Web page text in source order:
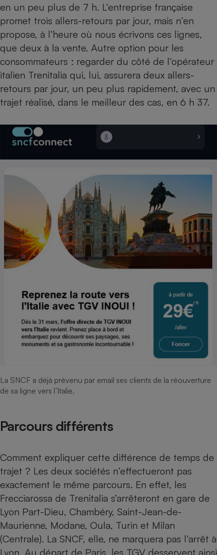
en un peu plus de 7 h. L’entreprise française
promet trois allers-retours par jour, mais n’en
propose, à l’heure où nous écrivons ces lignes,
que deux à la vente. Autre option pour les
consommateurs : regarder du côté de l’opérateur
italien Trenitalia qui, lui, assurera deux allers-
retours par jour, un peu plus rapidement, avec un
trajet réalisé, dans le meilleur des cas, en 6 h 37.
La SNCF a déjà prévenu par email ses clients de la réouverture
de sa ligne vers l’Italie.
Parcours différents
Comment expliquer cette différence de temps de
trajet ? Les deux sociétés n’effectueront pas
exactement le même parcours. En effet, les
Frecciarossa de Trenitalia s’arrêteront en gare de
Lyon Part-Dieu, Chambéry, Saint-Jean-de-
Maurienne, Modane, Oula, Turin et Milan
(Centrale). La SNCF, elle, ne marquera pas l’arrêt à
Lyon. Au départ de Paris, les TGV desservent ainsi
Climatiseur -
Ventilateur
Cafetière à expressos
Robot ménager
Antivirus